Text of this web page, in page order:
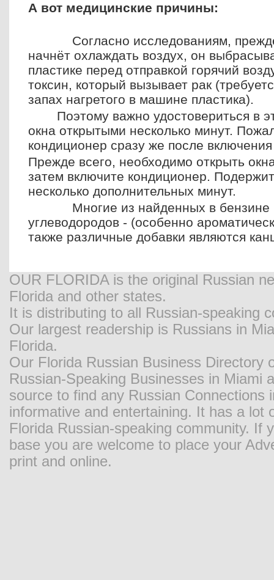
А вот медицинские причины:
Согласно исследованиям, прежде
начнёт охлаждать воздух, он
пластике перед отправкой горячий
токсин, который вызывает рак
запах нагретого в машине пластика).
Поэтому важно удостовериться в
окна открытыми несколько минут.
кондиционер сразу же после
Прежде всего, необходимо открыть
затем включите кондиционер.
несколько дополнительных минут.
Многие из найденных в бензине
углеводородов - (особенно
также различные добавки являются
OUR FLORIDA is the original Russian
Florida and other states.
It is distributing to all Russian-speaking
Our largest readership is Russians in
Florida.
Our Florida Russian Business Directory
Russian-Speaking Businesses in Miami
source to find any Russian
informative and entertaining. It has a
Florida Russian-speaking community. If
base you are welcome to place your
print and online.